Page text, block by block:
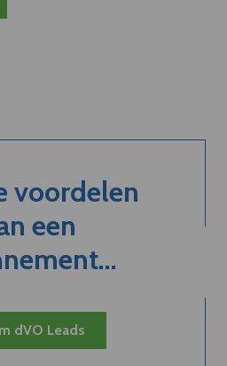
voordelen
een
dVO Leads